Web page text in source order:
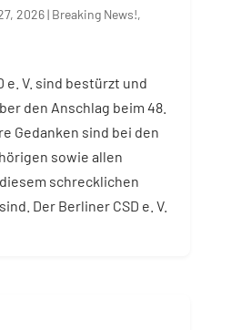
2026| Breaking News!,
e. V. sind bestürzt und
den Anschlag beim 48.
Gedanken sind bei den
sowie allen
schrecklichen
Der Berliner CSD e. V.